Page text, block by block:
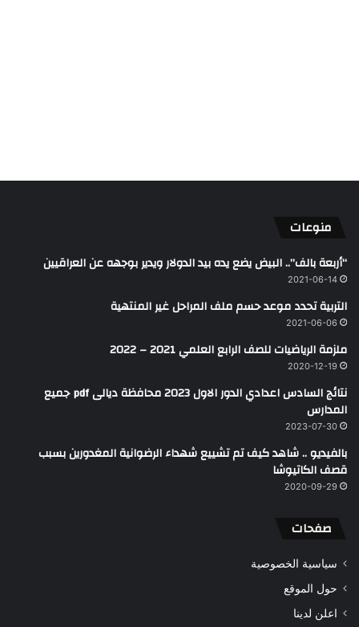
منوعات
“أربعة بالف”.. البيض يضع يده بيد الدولار ويدير بوجهه عن العراقيين
2021-06-14
التربية تحدد موعد حسم ملف المراحل غير المنتهية
2021-06-06
ملزمة الرياضيات للصف الرابع العلمي 2021 – 2022
2020-12-19
نتائج السادس اعدادي الدور الاول 2023 محافظة ديالى pdf جميع
المدارس
2023-07-30
بالفيديو .. شاهد كيف تم تشييع شهداء الرضوانية المغدورين بسبب
قصف الكاتيوشا
2020-09-29
صفحات
سياسية الخصوصية
حول الموقع
اعلن لدينا